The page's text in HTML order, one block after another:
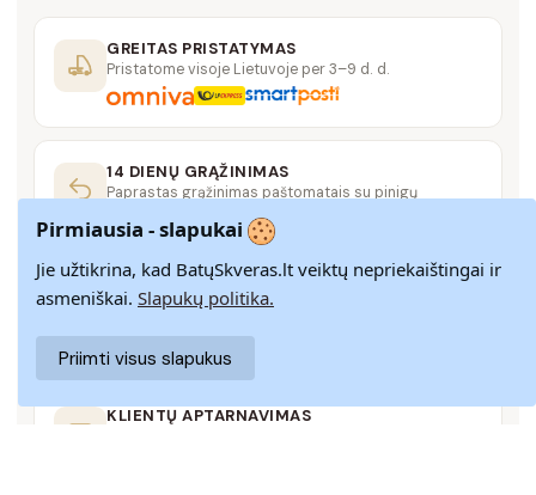
GREITAS PRISTATYMAS
Pristatome visoje Lietuvoje per 3–9 d. d.
14 DIENŲ GRĄŽINIMAS
Paprastas grąžinimas paštomatais su pinigų
SAUGUS MOKĖJIMAS
SSL šifravimas užtikrina aukščiausią jūsų duomenų
saugumo lygį
KLIENTŲ APTARNAVIMAS
Pirmiausia - slapukai
Jie užtikrina, kad BatųSkveras.lt veiktų nepriekaištingai ir
asmeniškai. Slapukų politika.
Priimti visus slapukus